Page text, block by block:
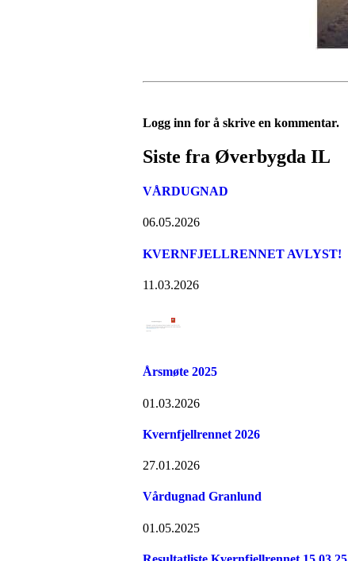
Logg inn for å skrive en kommentar.
Siste fra Øverbygda IL
VÅRDUGNAD
06.05.2026
KVERNFJELLRENNET AVLYST!
11.03.2026
Årsmøte 2025
01.03.2026
Kvernfjellrennet 2026
27.01.2026
Vårdugnad Granlund
01.05.2025